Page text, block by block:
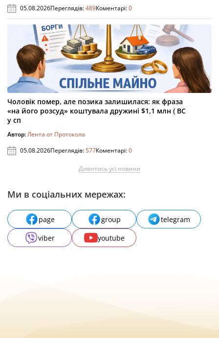
05.08.2026Переглядів:489Коментарі:0
Чоловік помер, але позика залишилася: як фраза
«на його розсуд» коштувала дружині $1,1 млн ( ВС
у сп
Автор:Лента от Протокола
05.08.2026Переглядів:577Коментарі:0
Дивитись усі новини
Ми в соціальних мережах:
page group
telegram
viber
youtube